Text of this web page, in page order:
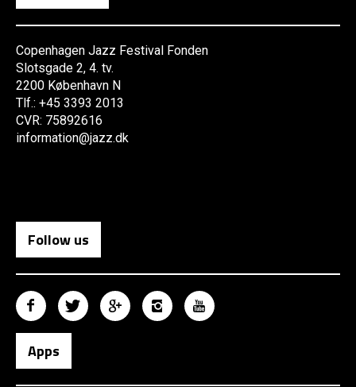
Copenhagen Jazz Festival Fonden
Slotsgade 2, 4. tv.
2200 København N
Tlf.: +45 3393 2013
CVR: 75892616
information@jazz.dk
Follow us
Apps